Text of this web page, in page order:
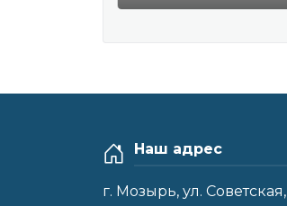
Наш адрес
г. Мозырь, ул.